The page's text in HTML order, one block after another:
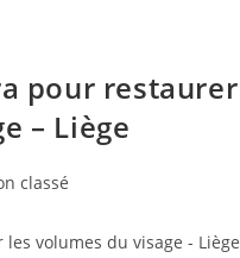
pour restaurer
– Liège
classé
volumes du visage - Liège